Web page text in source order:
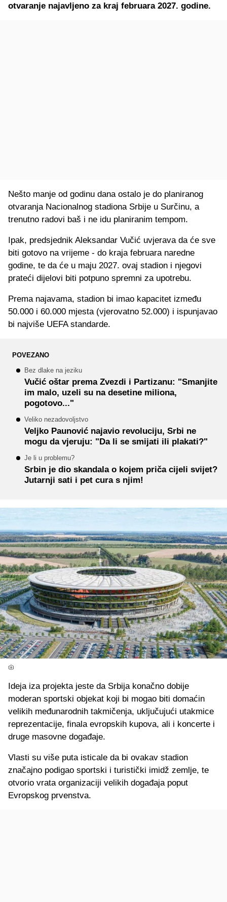
otvaranje najavljeno za kraj februara 2027. godine.
Nešto manje od godinu dana ostalo je do planiranog
otvaranja Nacionalnog stadiona Srbije u Surčinu, a
trenutno radovi baš i ne idu planiranim tempom.
Ipak, predsjednik Aleksandar Vučić uvjerava da će sve
biti gotovo na vrijeme - do kraja februara naredne
godine, te da će u maju 2027. ovaj stadion i njegovi
prateći dijelovi biti potpuno spremni za upotrebu.
Prema najavama, stadion bi imao kapacitet između
50.000 i 60.000 mjesta (vjerovatno 52.000) i ispunjavao
bi najviše UEFA standarde.
POVEZANO
Bez dlake na jeziku
Vučić oštar prema Zvezdi i Partizanu: "Smanjite
im malo, uzeli su na desetine miliona,
pogotovo..."
Veliko nezadovoljstvo
Veljko Paunović najavio revoluciju, Srbi ne
mogu da vjeruju: "Da li se smijati ili plakati?"
Je li u problemu?
Srbin je dio skandala o kojem priča cijeli svijet?
Jutarnji sati i pet cura s njim!
Ideja iza projekta jeste da Srbija konačno dobije
moderan sportski objekat koji bi mogao biti domaćin
velikih međunarodnih takmičenja, uključujući utakmice
reprezentacije, finala evropskih kupova, ali i koncerte i
druge masovne događaje.
Vlasti su više puta isticale da bi ovakav stadion
značajno podigao sportski i turistički imidž zemlje, te
otvorio vrata organizaciji velikih događaja poput
Evropskog prvenstva.